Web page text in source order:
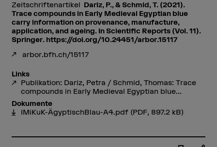
Zeitschriftenartikel Dariz, P., & Schmid, T. (2021).
Trace compounds in Early Medieval Egyptian blue
carry information on provenance, manufacture,
application, and ageing. In Scientific Reports (Vol. 11).
Springer. https://doi.org/10.24451/arbor.15117
arbor.bfh.ch/15117
Links
Publikation: Dariz, Petra / Schmid, Thomas: Trace
compounds in Early Medieval Egyptian blue...
Dokumente
IMiKuK-ÄgyptischBlau-A4.pdf (PDF, 897.2 kB)